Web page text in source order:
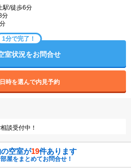
駅/徒歩6分
分
1分で完了！
室状況をお問合せ
時を選んで内見予約
談受付中！
空室が19件あります
屋をまとめてお問合せ！